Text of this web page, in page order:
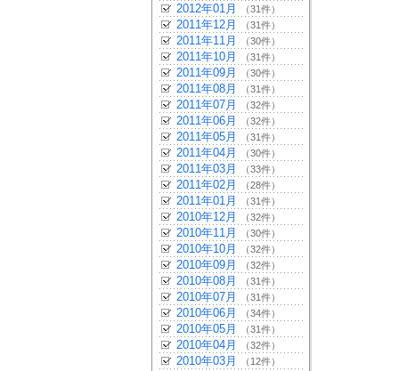
2012年01月 （31件）
2011年12月 （31件）
2011年11月 （30件）
2011年10月 （31件）
2011年09月 （30件）
2011年08月 （31件）
2011年07月 （32件）
2011年06月 （32件）
2011年05月 （31件）
2011年04月 （30件）
2011年03月 （33件）
2011年02月 （28件）
2011年01月 （31件）
2010年12月 （32件）
2010年11月 （30件）
2010年10月 （32件）
2010年09月 （32件）
2010年08月 （31件）
2010年07月 （31件）
2010年06月 （34件）
2010年05月 （31件）
2010年04月 （32件）
2010年03月 （12件）